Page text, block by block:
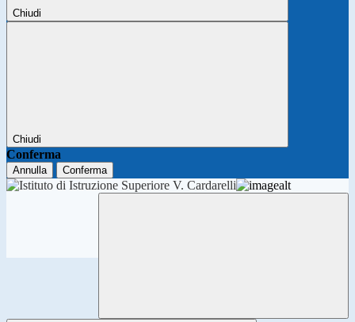
Chiudi
Chiudi
Conferma
Annulla Conferma